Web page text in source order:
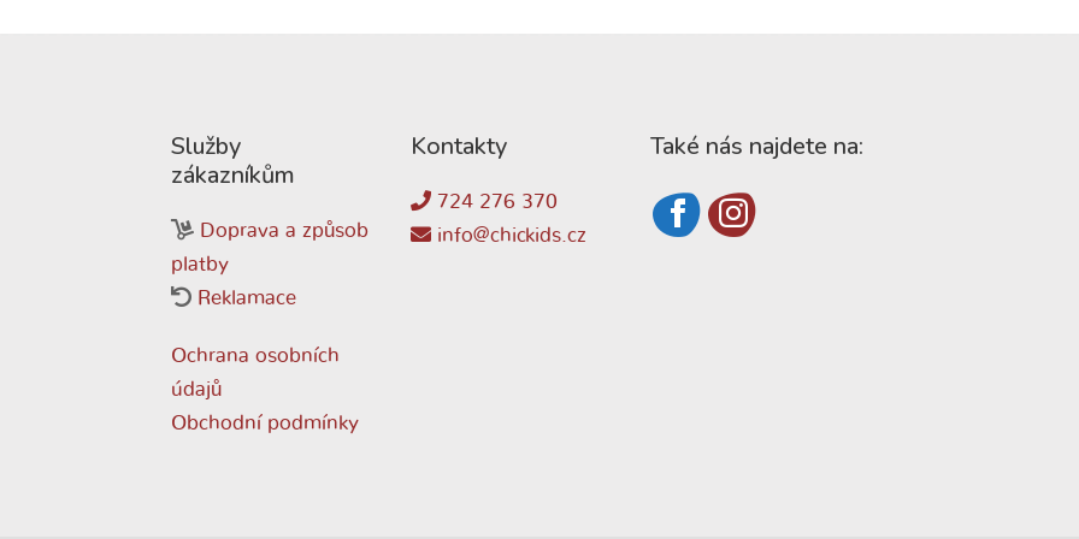
Služby
zákazníkům
Doprava a způsob
platby
Reklamace
Ochrana osobních
údajů
Obchodní podmínky
Kontakty
724 276 370
info@chickids.cz
Také nás najdete na: